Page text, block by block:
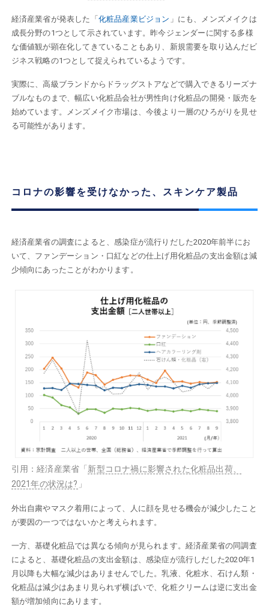
経済産業省が発表した「 化粧品産業ビジョン 」にも、メンズメイクは
成長分野の1つとして示されています。昨今ジェンダーに関する多様
な価値観が顕在化してきていることもあり、新規需要を取り込んだビ
ジネス戦略の1つとして捉えられているようです。
実際に、高級ブランドからドラッグストアなどで購入できるリーズナ
ブルなものまで、幅広い化粧品会社が男性向け化粧品の開発・販売を
始めています。メンズメイク市場は、今後より一層のひろがりを見せ
る可能性があります。
コロナの影響を受けなかった、スキンケア製品
経済産業省の調査によると、感染症が流行りだした2020年前半にお
いて、ファンデーション・口紅などの仕上げ用化粧品の支出金額は減
少傾向にあったことがわかります。
引用：経済産業省「 新型コロナ禍に影響された化粧品出荷、
2021年の状況は? 」
外出自粛やマスク着用によって、人に顔を見せる機会が減少したこと
が要因の一つではないかと考えられます。
一方、基礎化粧品では異なる傾向が見られます。経済産業省の同調査
によると、基礎化粧品の支出金額は、感染症が流行しだした2020年1
月以降も大幅な減少はありませんでした。乳液、化粧水、石けん類・
化粧品は減少はあまり見られず横ばいで、化粧クリームは逆に支出金
額が増加傾向にあります。